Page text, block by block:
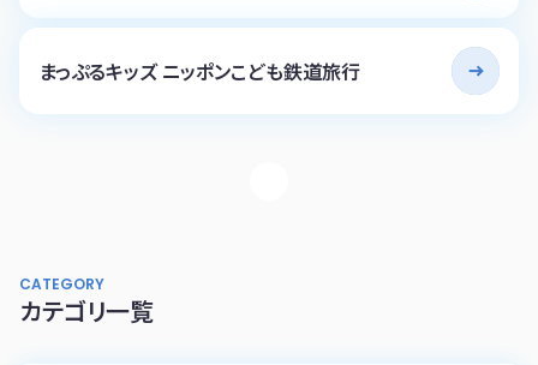
まっぷるキッズ ニッポンこども鉄道旅行
CATEGORY
カテゴリ一覧